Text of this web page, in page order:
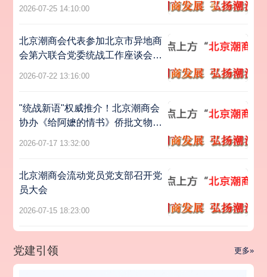
2026-07-25 14:10:00
北京潮商会代表参加北京市异地商
会第六联合党委统战工作座谈会暨
2026-07-22 13:16:00
"统战新语"权威推介！北京潮商会
协办《给阿嬷的情书》侨批文物特
2026-07-17 13:32:00
北京潮商会流动党员党支部召开党
员大会
2026-07-15 18:23:00
党建引领 更多»